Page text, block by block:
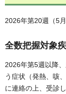
2026年第20週（5
全数把握対象
2026年第5週以降
う症状（発熱、咳
に連絡の上、受診